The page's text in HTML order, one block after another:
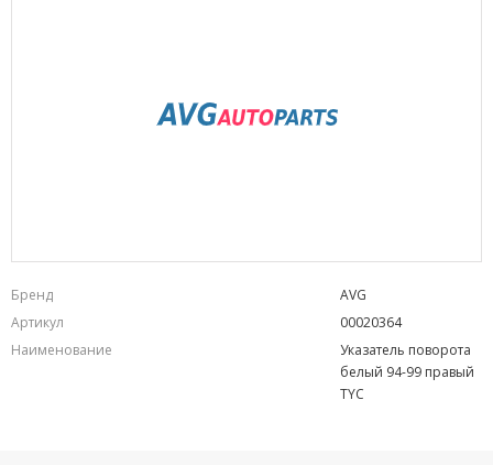
Бренд
AVG
Артикул
00020364
Наименование
Указатель поворота
белый 94-99 правый
TYC